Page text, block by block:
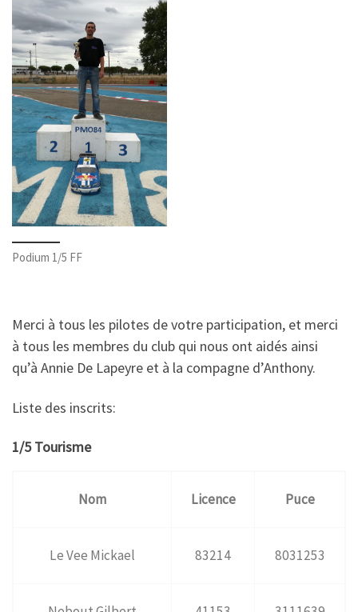
Podium 1/5 FF
Merci à tous les pilotes de votre participation, et merci
à tous les membres du club qui nous ont aidés ainsi
qu’à Annie De Lapeyre et à la compagne d’Anthony.
Liste des inscrits:
1/5 Tourisme
Nom Licence Puce
Le Vee Mickael 83214 8031253